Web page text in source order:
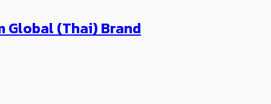
Global (Thai) Brand